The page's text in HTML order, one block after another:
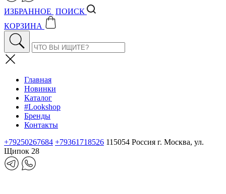
ИЗБРАННОЕ ПОИСК
КОРЗИНА
Главная
Новинки
Каталог
#Lookshop
Бренды
Контакты
+79250267684 +79361718526 115054 Россия г. Москва, ул.
Щипок 28